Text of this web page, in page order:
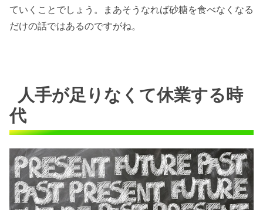
ていくことでしょう。まあそうなれば砂糖を食べなくなる
だけの話ではあるのですがね。
人手が足りなくて休業する時
代